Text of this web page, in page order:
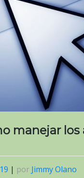
manejar
| por Jimmy Olano